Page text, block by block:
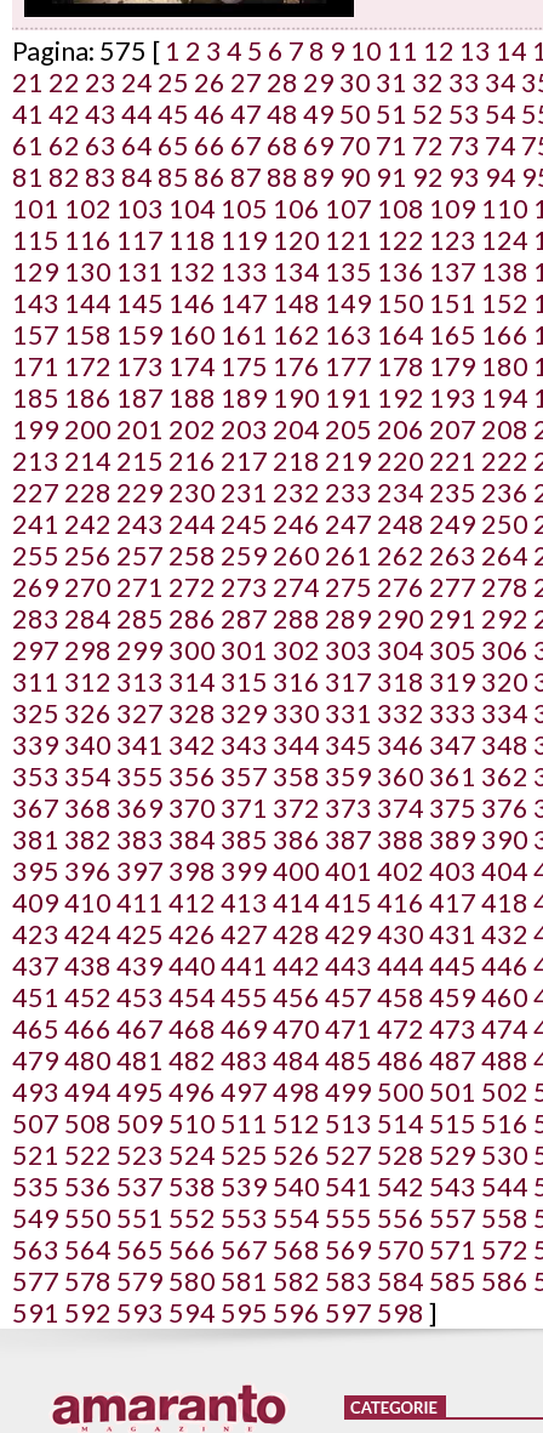
Pagina: 575 [ 1 2 3 4 5 6 7 8 9 10 11 12 13 14
21 22 23 24 25 26 27 28 29 30 31 32 33 34
41 42 43 4445 46 4748 49 50 51 52 53 54
61 62 63 64 65 66 67 68 69 70 71 72 73 74
81 82 83 84 85 86 87 88 89 90 91 92 93 94
101 102 103 104 105 106 107 108 109 110
115 116 117 118 119 120 121 122 123 124
129 130 131 132 133 134 135 136 137 138
143 144 145 146 147 148 149 150 151 152
157 158 159 160 161 162 163 164 165 166
171 172 173 174 175 176 177 178 179 180
185 186 187 188 189 190 191 192 193 194
199 200 201 202 203 204 205 206 207 208
213 214 215 216 217 218 219 220 221 222
227 228 229 230 231 232 233 234 235 236
241 242 243 244 245 246 247 248 249 250
255 256 257 258 259 260 261 262 263 264
269 270 271 272 273 274 275 276 277 278
283 284 285 286 287 288 289 290 291 292
297 298 299 300 301 302 303 304 305 306
311 312 313 314 315 316 317 318 319 320
325 326 327 328 329 330 331 332 333 334
339 340 341 342 343 344 345 346 347 348
353 354 355 356 357 358 359 360 361 362
367 368 369 370 371 372 373 374 375 376
381 382 383 384 385 386 387 388 389 390
395 396 397 398 399400401 402 403 404
409410411 412 413 414415 416 417418
423 424425 426 427428 429430431 432
437438 439440441 442 443 444445 446
451 452 453 454455 456 457458 459460
465 466 467468 469470471 472 473 474
479480481 482 483 484485 486 487488
493 494495 496 497498 499 500 501 502
507 508 509 510 511 512 513 514 515 516
521 522 523 524 525 526 527 528 529 530
535 536 537 538 539 540 541 542 543 544
549 550 551 552 553 554 555 556 557 558
563 564 565 566 567 568 569 570 571 572
577 578 579 580 581 582 583 584 585 586
591 592 593 594 595 596 597 598 ]